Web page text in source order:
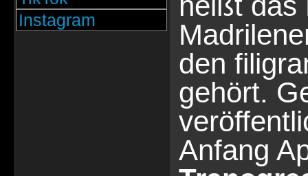
Instagram
den
gehört.
Anfang